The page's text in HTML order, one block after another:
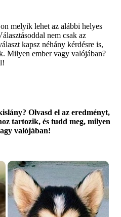
melyik lehet az alábbi helyes
nem csak az
kapsz néhány kérdésre is,
Milyen ember vagy valójában?
Olvasd el az eredményt,
tartozik, és tudd meg, milyen
valójában!